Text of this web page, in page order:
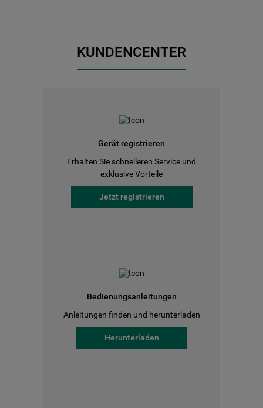
KUNDENCENTER
Gerät registrieren
Erhalten Sie schnelleren Service und
exklusive Vorteile
Jetzt registrieren
Bedienungsanleitungen
Anleitungen finden und herunterladen
Herunterladen